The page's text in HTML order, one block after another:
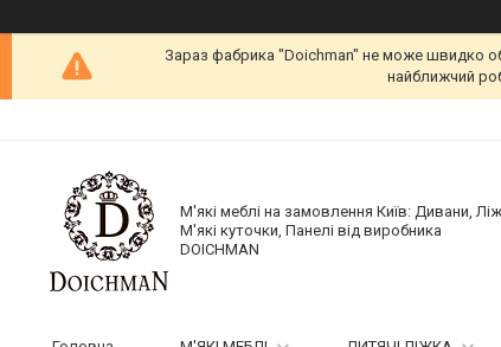
Зараз фабрика "Doichman" не може швидко
найближчий
М'які меблі на замовлення Київ: Дивани,
М'які куточки, Панелі від виробника
DOICHMAN